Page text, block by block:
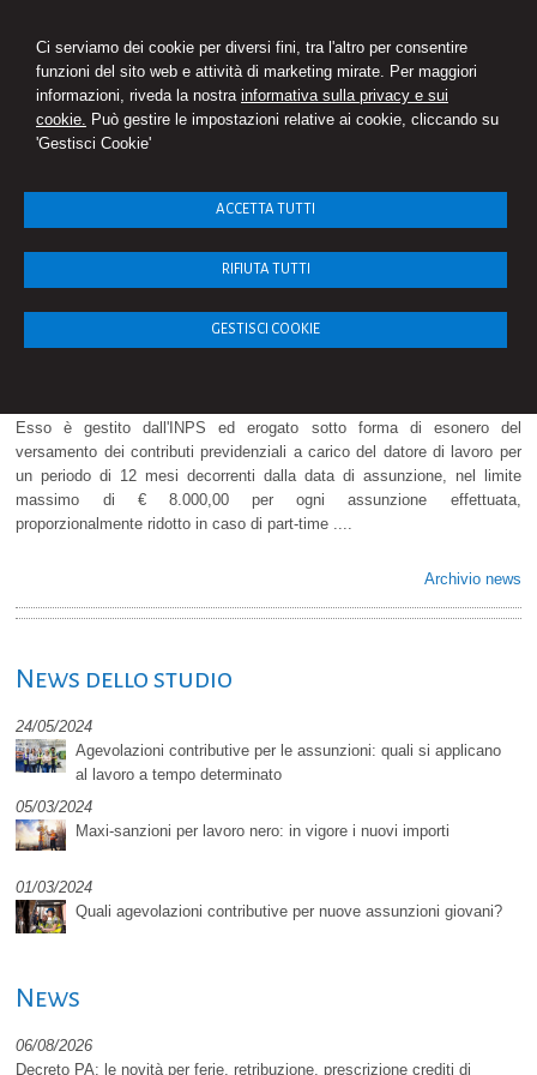
Ci serviamo dei cookie per diversi fini, tra l'altro per consentire
funzioni del sito web e attività di marketing mirate. Per maggiori
informazioni, riveda la nostra informativa sulla privacy e sui
cookie. Può gestire le impostazioni relative ai cookie, cliccando su
'Gestisci Cookie'
ACCETTA TUTTI
RIFIUTA TUTTI
GESTISCI COOKIE
STUDIO SURDO
Consulenza del Lavoro
Bonus eccellenze
è riconosciuto in favore dei datori di lavoro che
Esso è gestito dall'INPS ed erogato sotto forma di esonero del
versamento dei contributi previdenziali a carico del datore di lavoro per
un periodo di 12 mesi decorrenti dalla data di assunzione, nel limite
massimo di € 8.000,00 per ogni assunzione effettuata,
proporzionalmente ridotto in caso di part-time ....
Archivio news
News dello studio
24/05/2024
Agevolazioni contributive per le assunzioni: quali si applicano
al lavoro a tempo determinato
05/03/2024
Maxi-sanzioni per lavoro nero: in vigore i nuovi importi
01/03/2024
Quali agevolazioni contributive per nuove assunzioni giovani?
News
06/08/2026
Decreto PA: le novità per ferie, retribuzione, prescrizione crediti di